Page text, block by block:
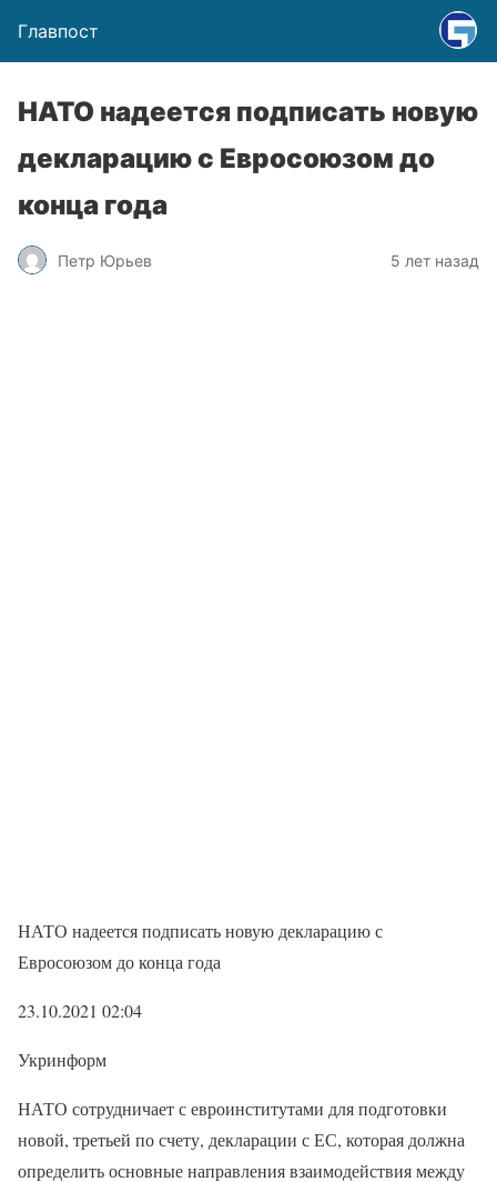
Главпост
НАТО надеется подписать новую
декларацию с Евросоюзом до
конца года
Петр Юрьев 5 лет назад
НАТО надеется подписать новую декларацию с
Евросоюзом до конца года
23.10.2021 02:04
Укринформ
НАТО сотрудничает с евроинститутами для подготовки
новой, третьей по счету, декларации с ЕС, которая должна
определить основные направления взаимодействия между